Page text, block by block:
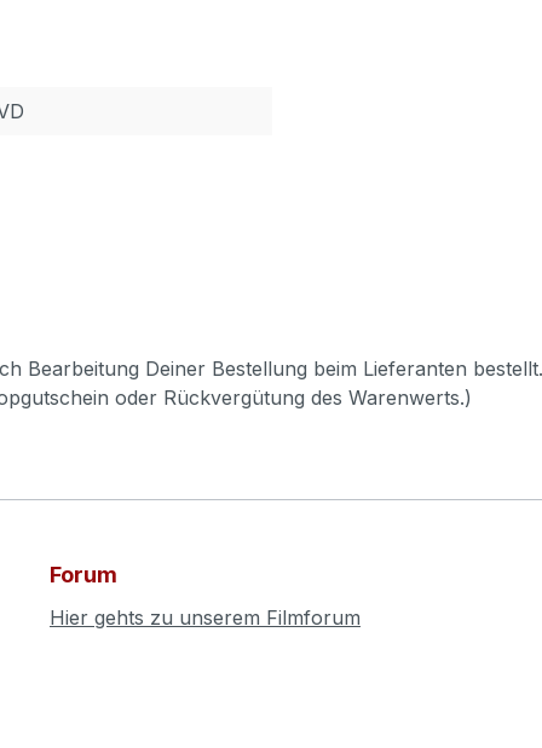
Bearbeitung Deiner Bestellung beim Lieferanten
oder Rückvergütung des Warenwerts.)
Forum
Hier gehts zu unserem Filmforum